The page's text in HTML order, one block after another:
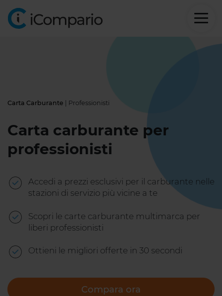
Carta Carburante | Professionisti
Carta carburante per
professionisti
Accedi a prezzi esclusivi per il carburante nelle
stazioni di servizio più vicine a te
Scopri le carte carburante multimarca per
liberi professionisti
Ottieni le migliori offerte in 30 secondi
Compara ora